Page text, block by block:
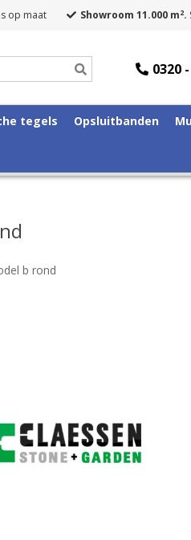
op maat Showroom 11.000 m2.
0320
tegels Opsluitbanden
b rond